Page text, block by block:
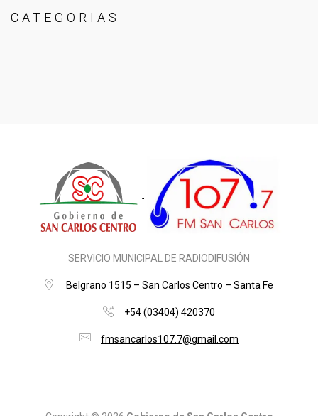
CATEGORIAS
SERVICIO MUNICIPAL DE RADIODIFUSIÓN
Belgrano 1515 – San Carlos Centro – Santa Fe
+54 (03404) 420370
fmsancarlos107.7@gmail.com